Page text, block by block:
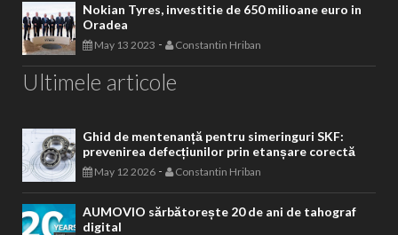
Nokian Tyres, investitie de 650 milioane euro in
Oradea
May 13 2023 - Constantin Hriban
Ultimele articole
Ghid de mentenanță pentru simeringuri SKF:
prevenirea defecțiunilor prin etanșare corectă
May 12 2026 - Constantin Hriban
AUMOVIO sărbătorește 20 de ani de tahograf
digital